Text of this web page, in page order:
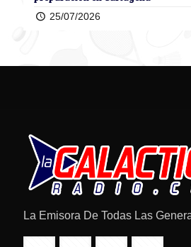
25/07/2026
La Emisora De Todas Las